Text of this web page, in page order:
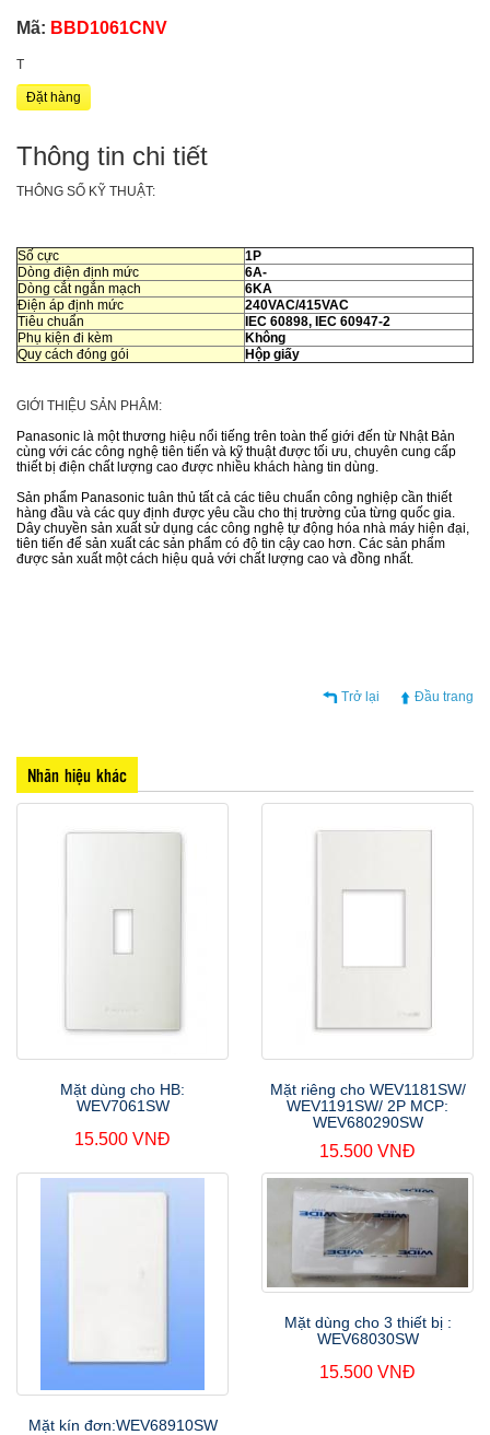
Mã: BBD1061CNV
T
Đặt hàng
Thông tin chi tiết
THÔNG SỐ KỸ THUẬT:
Số cực
1P
Dòng điện định mức
6A-
Dòng cắt ngắn mạch
6KA
Điện áp định mức
240VAC/415VAC
Tiêu chuẩn
IEC 60898, IEC 60947-2
Phụ kiện đi kèm
Không
Quy cách đóng gói
Hộp giấy
GIỚI THIỆU SẢN PHÂM:
Panasonic là một thương hiệu nổi tiếng trên toàn thế giới đến từ Nhật Bản
cùng với các công nghệ tiên tiến và kỹ thuật được tối ưu, chuyên cung cấp
thiết bị điện chất lượng cao được nhiều khách hàng tin dùng.
Sản phẩm Panasonic tuân thủ tất cả các tiêu chuẩn công nghiệp cần thiết
hàng đầu và các quy định được yêu cầu cho thị trường của từng quốc gia.
Dây chuyền sản xuất sử dụng các công nghệ tự động hóa nhà máy hiện đại,
tiên tiến để sản xuất các sản phẩm có độ tin cậy cao hơn. Các sản phẩm
được sản xuất một cách hiệu quả với chất lượng cao và đồng nhất.
Trở lại Đầu trang
Nhãn hiệu khác
Mặt dùng cho HB:
WEV7061SW
15.500 VNĐ
Mặt riêng cho WEV1181SW/
WEV1191SW/ 2P MCP:
WEV680290SW
15.500 VNĐ
Mặt kín đơn:WEV68910SW
Mặt dùng cho 3 thiết bị :
WEV68030SW
15.500 VNĐ